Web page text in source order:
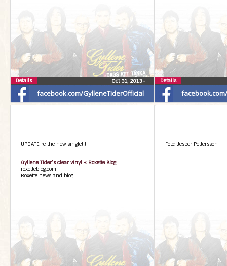
facebook.com/GylleneTiderOfficial
Oct 31, 2013•
Details Details
UPDATE re the new single!!!
Gyllene Tider’s clear vinyl « Roxette Blog
roxetteblog.com
Roxette news and blog
Foto: Jesper Pettersson